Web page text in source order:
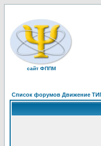
сайт ФППМ
Список форумов Движение